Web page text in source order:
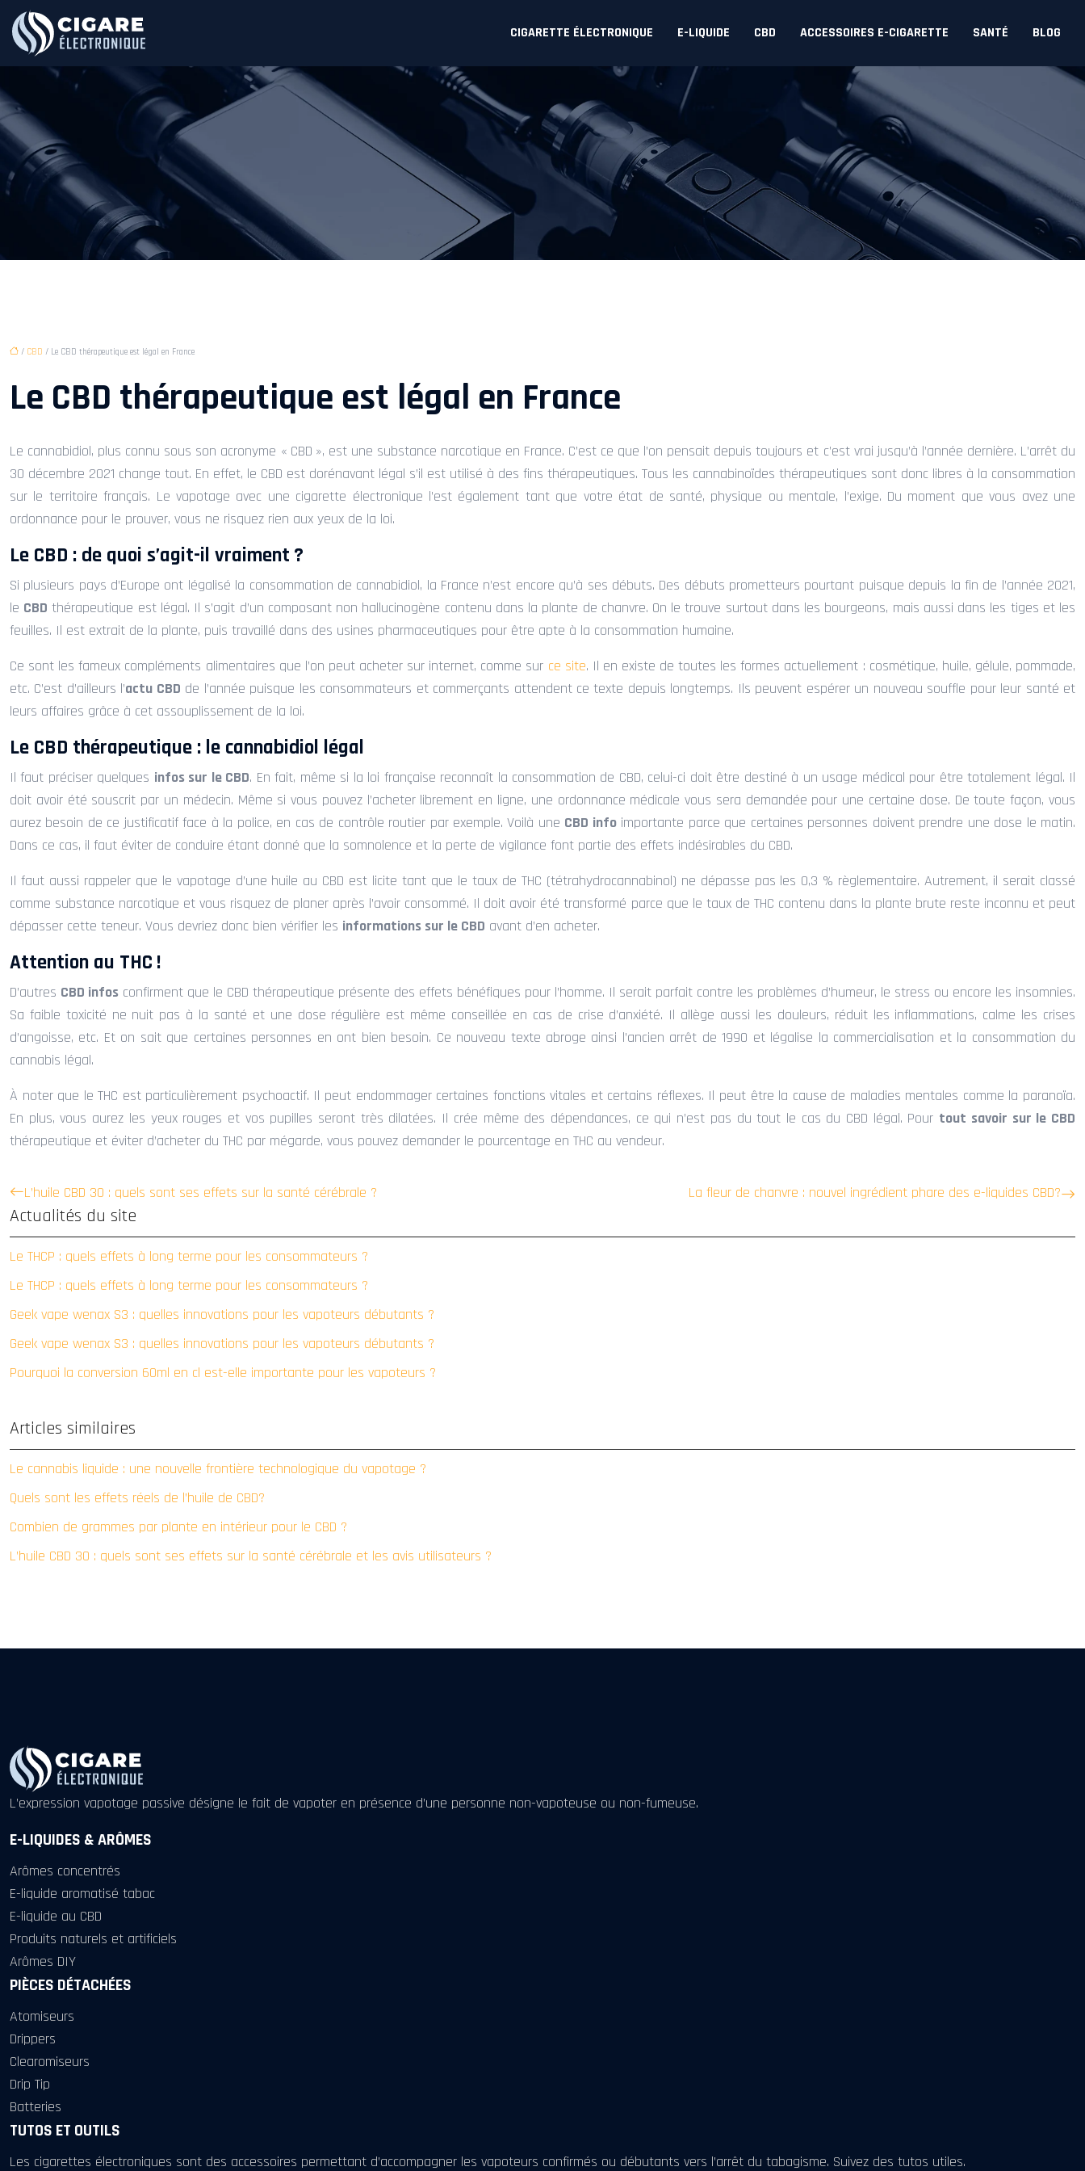
CIGARETTE ÉLECTRONIQUE E-LIQUIDE CBD ACCESSOIRES E-CIGARETTE SANTÉ BLOG
/ CBD / Le CBD thérapeutique est légal en France
Le CBD thérapeutique est légal en France
Le cannabidiol, plus connu sous son acronyme « CBD », est une substance narcotique en France. C’est ce que l’on pensait depuis toujours et c’est vrai jusqu’à l’année dernière. L’arrêt du
30 décembre 2021 change tout. En effet, le CBD est dorénavant légal s’il est utilisé à des fins thérapeutiques. Tous les cannabinoïdes thérapeutiques sont donc libres à la consommation
sur le territoire français. Le vapotage avec une cigarette électronique l’est également tant que votre état de santé, physique ou mentale, l’exige. Du moment que vous avez une
ordonnance pour le prouver, vous ne risquez rien aux yeux de la loi.
Le CBD : de quoi s’agit-il vraiment ?
Si plusieurs pays d’Europe ont légalisé la consommation de cannabidiol, la France n’est encore qu’à ses débuts. Des débuts prometteurs pourtant puisque depuis la fin de l’année 2021,
le CBD thérapeutique est légal. Il s’agit d’un composant non hallucinogène contenu dans la plante de chanvre. On le trouve surtout dans les bourgeons, mais aussi dans les tiges et les
feuilles. Il est extrait de la plante, puis travaillé dans des usines pharmaceutiques pour être apte à la consommation humaine.
Ce sont les fameux compléments alimentaires que l’on peut acheter sur internet, comme sur ce site. Il en existe de toutes les formes actuellement : cosmétique, huile, gélule, pommade,
etc. C’est d’ailleurs l’actu CBD de l’année puisque les consommateurs et commerçants attendent ce texte depuis longtemps. Ils peuvent espérer un nouveau souffle pour leur santé et
leurs affaires grâce à cet assouplissement de la loi.
Le CBD thérapeutique : le cannabidiol légal
Il faut préciser quelques infos sur le CBD. En fait, même si la loi française reconnaît la consommation de CBD, celui-ci doit être destiné à un usage médical pour être totalement légal. Il
doit avoir été souscrit par un médecin. Même si vous pouvez l’acheter librement en ligne, une ordonnance médicale vous sera demandée pour une certaine dose. De toute façon, vous
aurez besoin de ce justificatif face à la police, en cas de contrôle routier par exemple. Voilà une CBD infoimportante parce que certaines personnes doivent prendre une dose le matin.
Dans ce cas, il faut éviter de conduire étant donné que la somnolence et la perte de vigilance font partie des effets indésirables du CBD.
Il faut aussi rappeler que le vapotage d’une huile au CBD est licite tant que le taux de THC (tétrahydrocannabinol) ne dépasse pas les 0,3 % règlementaire. Autrement, il serait classé
comme substance narcotique et vous risquez de planer après l’avoir consommé. Il doit avoir été transformé parce que le taux de THC contenu dans la plante brute reste inconnu et peut
dépasser cette teneur. Vous devriez donc bien vérifier les informations sur le CBD avant d’en acheter.
Attention au THC !
D’autres CBD infos confirment que le CBD thérapeutique présente des effets bénéfiques pour l’homme. Il serait parfait contre les problèmes d’humeur, le stress ou encore les insomnies.
Sa faible toxicité ne nuit pas à la santé et une dose régulière est même conseillée en cas de crise d’anxiété. Il allège aussi les douleurs, réduit les inflammations, calme les crises
d’angoisse, etc. Et on sait que certaines personnes en ont bien besoin. Ce nouveau texte abroge ainsi l’ancien arrêt de 1990 et légalise la commercialisation et la consommation du
cannabis légal.
À noter que le THC est particulièrement psychoactif. Il peut endommager certaines fonctions vitales et certains réflexes. Il peut être la cause de maladies mentales comme la paranoïa.
En plus, vous aurez les yeux rouges et vos pupilles seront très dilatées. Il crée même des dépendances, ce qui n’est pas du tout le cas du CBD légal. Pour tout savoir sur le CBD
thérapeutique et éviter d’acheter du THC par mégarde, vous pouvez demander le pourcentage en THC au vendeur.
L’huile CBD 30 : quels sont ses effets sur la santé cérébrale ? La fleur de chanvre : nouvel ingrédient phare des e-liquides CBD?
Actualités du site
Le THCP : quels effets à long terme pour les consommateurs ?
Le THCP : quels effets à long terme pour les consommateurs ?
Geek vape wenax S3 : quelles innovations pour les vapoteurs débutants ?
Geek vape wenax S3 : quelles innovations pour les vapoteurs débutants ?
Pourquoi la conversion 60ml en cl est-elle importante pour les vapoteurs ?
Articles similaires
Le cannabis liquide : une nouvelle frontière technologique du vapotage ?
Quels sont les effets réels de l’huile de CBD?
Combien de grammes par plante en intérieur pour le CBD ?
L’huile CBD 30 : quels sont ses effets sur la santé cérébrale et les avis utilisateurs ?
L’expression vapotage passive désigne le fait de vapoter en présence d’une personne non-vapoteuse ou non-fumeuse.
E-LIQUIDES & ARÔMES
Arômes concentrés
E-liquide aromatisé tabac
E-liquide au CBD
Produits naturels et artificiels
Arômes DIY
PIÈCES DÉTACHÉES
Atomiseurs
Drippers
Clearomiseurs
Drip Tip
Batteries
TUTOS ET OUTILS
Les cigarettes électroniques sont des accessoires permettant d’accompagner les vapoteurs confirmés ou débutants vers l’arrêt du tabagisme. Suivez des tutos utiles.